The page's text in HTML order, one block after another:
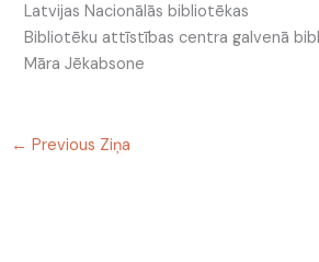
Latvijas Nacionālās bibliotēkas
Bibliotēku attīstības centra galvenā
Māra Jēkabsone
← Previous Ziņa